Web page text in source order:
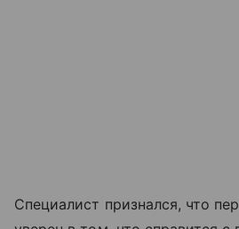
Специалист признался, что